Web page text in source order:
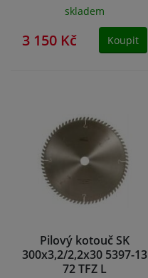
skladem
3 150 Kč Koupit
Pilový kotouč SK
300x3,2/2,2x30 5397-13
72 TFZ L